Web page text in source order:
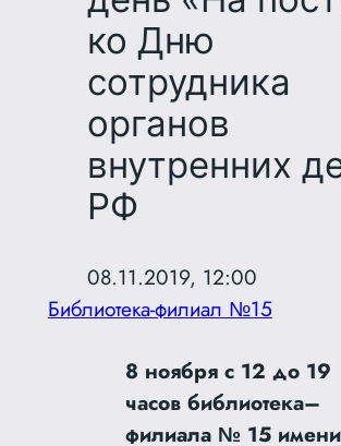
ко Дню
сотрудника
органов
внутренних
РФ
08.11.2019, 12:00
Библиотека-филиал №15
8 ноября с 12 до 19
часов библиотека–
филиала № 15 имени